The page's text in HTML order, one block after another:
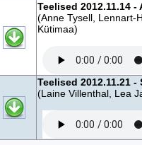
Teelised 2012.11.14 -
(Anne Tysell, Lennart-
Kütimaa)
Teelised 2012.11.21
(Laine Villenthal, Lea